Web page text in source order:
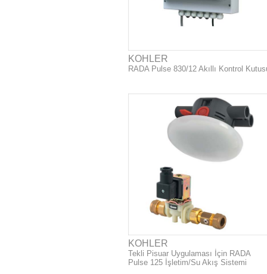
KOHLER
RADA Pulse 830/12 Akıllı Kontrol
KOHLER
Tekli Pisuar Uygulaması İçin RADA
Pulse 125 İşletim/Su Akış Sistemi